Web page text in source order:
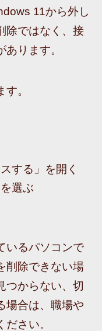
11から外し
除ではなく、接
ります。
。
する」を開く
選ぶ
いるパソコンで
削除できない場
つからない、切
場合は、職場や
さい。